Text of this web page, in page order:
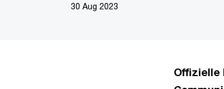
30 Aug 2023
Offizielle